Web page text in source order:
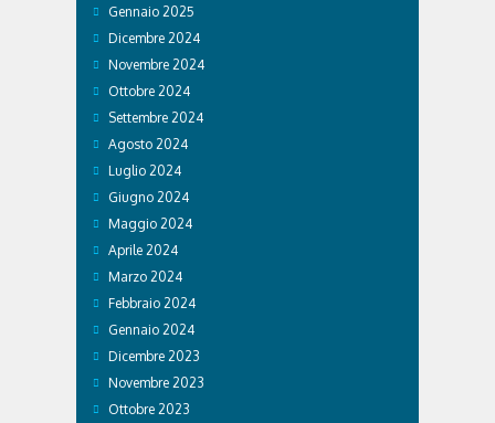
Gennaio 2025
Dicembre 2024
Novembre 2024
Ottobre 2024
Settembre 2024
Agosto 2024
Luglio 2024
Giugno 2024
Maggio 2024
Aprile 2024
Marzo 2024
Febbraio 2024
Gennaio 2024
Dicembre 2023
Novembre 2023
Ottobre 2023